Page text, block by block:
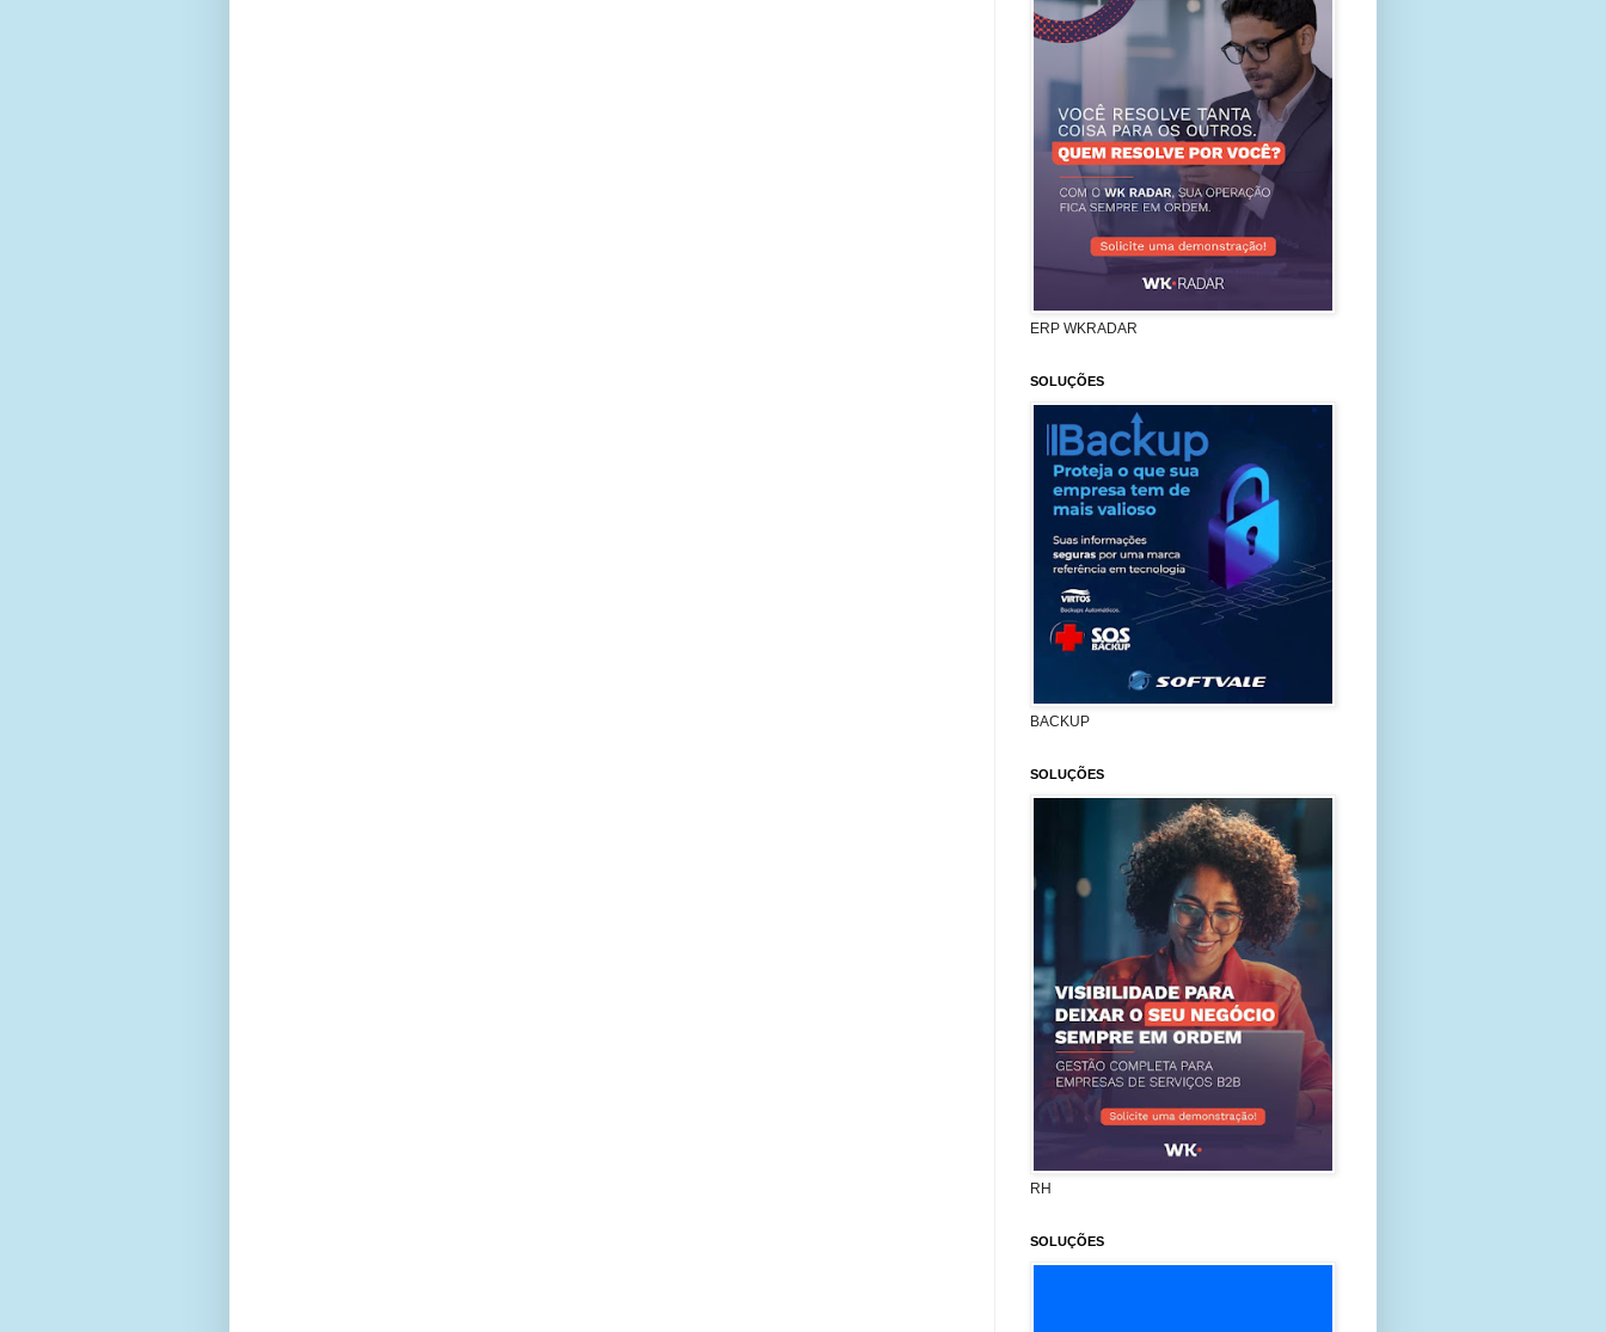
ERP WKRADAR
SOLUÇÕES
BACKUP
SOLUÇÕES
RH
SOLUÇÕES